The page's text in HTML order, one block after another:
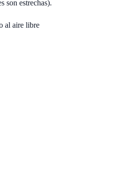
son estrechas).
al aire libre